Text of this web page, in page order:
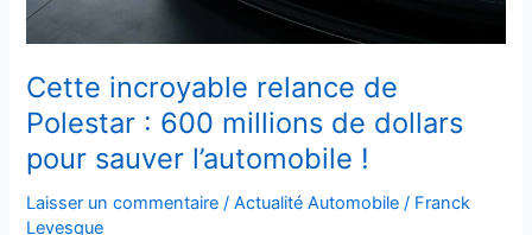
Cette incroyable relance de
Polestar : 600 millions de dollars
pour sauver l’automobile !
Laisser un commentaire /Actualité Automobile / Franck
Levesque
de
dollars
pour
sauver
l’automobile
!